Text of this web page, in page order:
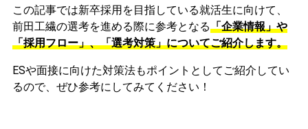
この記事では新卒採用を目指している就活生に向けて、
前田工繊の選考を進める際に参考となる「企業情報」や
「採用フロー」、「選考対策」についてご紹介します。
ESや面接に向けた対策法もポイントとしてご紹介してい
るので、ぜひ参考にしてみてください！